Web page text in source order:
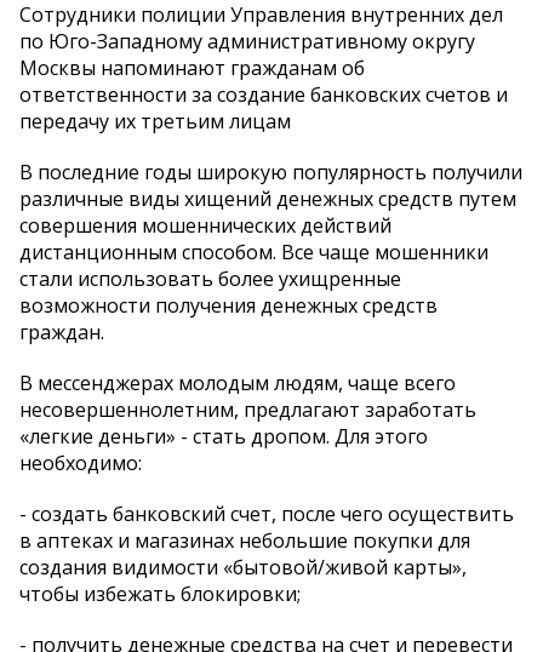
Сотрудники полиции Управления внутренних дел
по Юго-Западному административному округу
Москвы напоминают гражданам об
ответственности за создание банковских счетов и
передачу их третьим лицам
В последние годы широкую популярность получили
различные виды хищений денежных средств путем
совершения мошеннических действий
дистанционным способом. Все чаще мошенники
стали использовать более ухищренные
возможности получения денежных средств
граждан.
В мессенджерах молодым людям, чаще всего
несовершеннолетним, предлагают заработать
«легкие деньги» - стать дропом. Для этого
необходимо:
- создать банковский счет, после чего осуществить
в аптеках и магазинах небольшие покупки для
создания видимости «бытовой/живой карты»,
чтобы избежать блокировки;
- получить денежные средства на счет и перевести